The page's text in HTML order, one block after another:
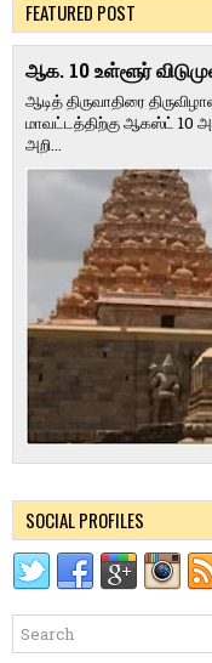
FEATURED POST
ஆக. 10 உள்ளூர்
ஆடித் திருவாதிரை
மாவட்டத்திற்கு ஆகஸ்ட் 10
அறி...
SOCIAL PROFILES